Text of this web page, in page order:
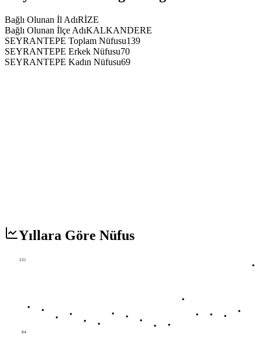
Bağlı Olunan İl AdıRİZE
Bağlı Olunan İlçe AdıKALKANDERE
SEYRANTEPE Toplam Nüfusu139
SEYRANTEPE Erkek Nüfusu70
SEYRANTEPE Kadın Nüfusu69
Yıllara Göre Nüfus
231
84